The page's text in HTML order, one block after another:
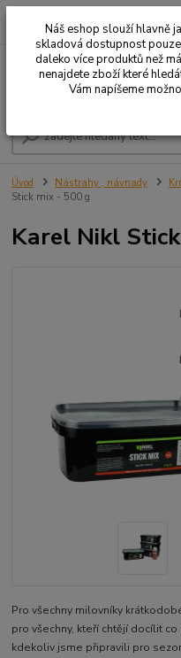
+420 732 707 573
Úvod Nástrahy , návnady
Stick mix - 500 g
Karel Nikl
Pro všechny milovníky
pro všechny, kteří chtějí docílit
kdekoliv jsme připravili pro
Náš eshop slouží hlavně
skladová dostupnost
daleko více produktů než
nenajdete zboží které
Vám napíšeme